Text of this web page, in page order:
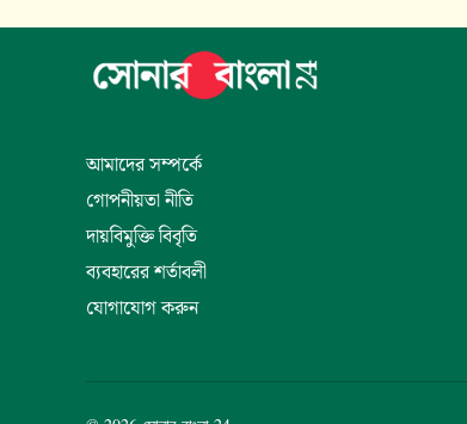
আমাদের সম্পর্কে
গোপনীয়তা নীতি
দায়বিমুক্তি বিবৃতি
ব্যবহারের শর্তাবলী
যোগাযোগ করুন